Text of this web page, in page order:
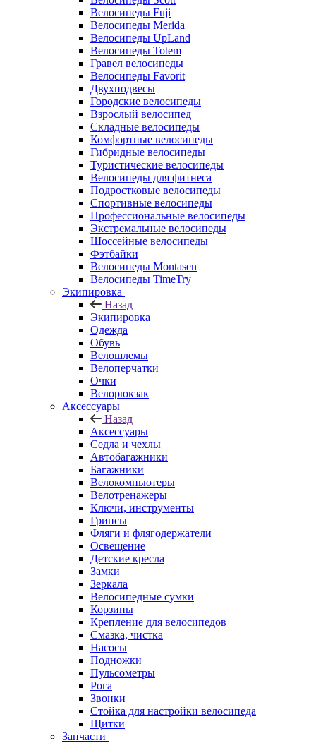
Велосипеды Fuji
Велосипеды Merida
Велосипеды UpLand
Велосипеды Totem
Гравел велосипеды
Велосипеды Favorit
Двухподвесы
Городские велосипеды
Взрослый велосипед
Складные велосипеды
Комфортные велосипеды
Гибридные велосипеды
Туристические велосипеды
Велосипеды для фитнеса
Подростковые велосипеды
Спортивные велосипеды
Профессиональные велосипеды
Экстремальные велосипеды
Шоссейные велосипеды
Фэтбайки
Велосипеды Montasen
Велосипеды TimeTry
Экипировка
Назад
Экипировка
Одежда
Обувь
Велошлемы
Велоперчатки
Очки
Велорюкзак
Аксессуары
Назад
Аксессуары
Седла и чехлы
Автобагажники
Багажники
Велокомпьютеры
Велотренажеры
Ключи, инструменты
Грипсы
Фляги и флягодержатели
Освещение
Детские кресла
Замки
Зеркала
Велосипедные сумки
Корзины
Крепление для велосипедов
Смазка, чистка
Насосы
Подножки
Пульсометры
Рога
Звонки
Стойка для настройки велосипеда
Щитки
Запчасти